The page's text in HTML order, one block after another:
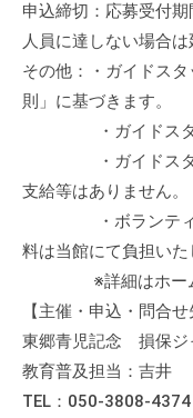
申込締切：応募受付
人員に達しない場合は
その他：・ガイドス
則」に基づきます。
・ガイドスタッフ
・ガイドスタッ
支給等はありません。
・ボランティア
料は当館にて負担いた
※詳細はホームペ
【主催・申込・問合せ
東郷青児記念 損保ジ
教育普及担当：吉井
TEL：050-3808-4374